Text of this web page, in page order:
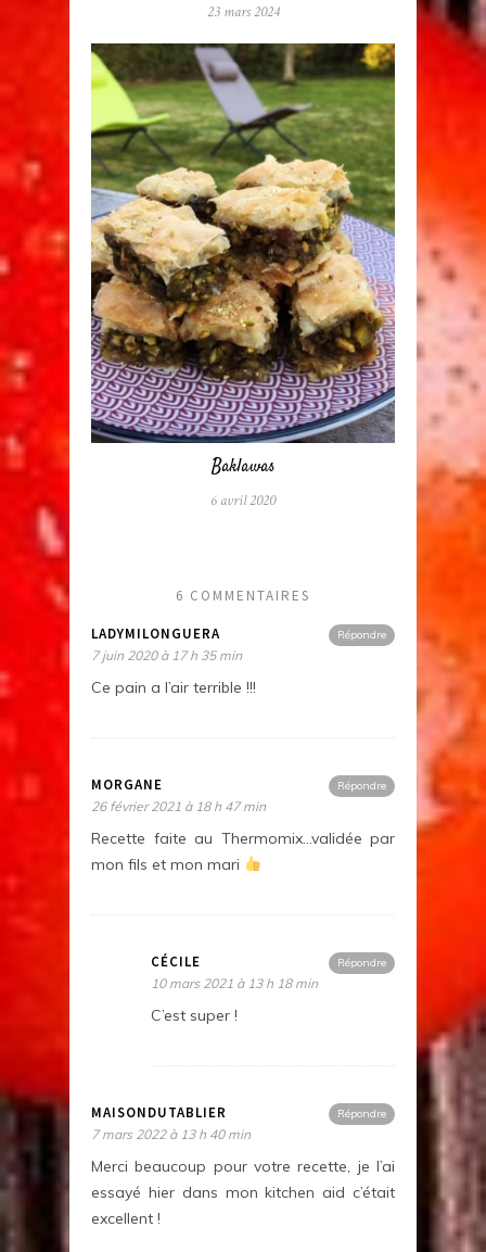
23 mars 2024
Baklawas
6 avril 2020
6 COMMENTAIRES
Répondre
LADYMILONGUERA
7 juin 2020 à 17 h 35 min
Ce pain a l’air terrible !!!
Répondre
MORGANE
26 février 2021 à 18 h 47 min
Recette faite au Thermomix…validée par
mon fils et mon mari
Répondre
CÉCILE
10 mars 2021 à 13 h 18 min
C’est super !
Répondre
MAISONDUTABLIER
7 mars 2022 à 13 h 40 min
Merci beaucoup pour votre recette, je l’ai
essayé hier dans mon kitchen aid c’était
excellent !